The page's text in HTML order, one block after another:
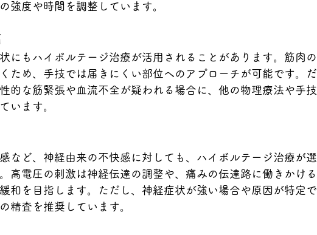
強度や時間を調整しています。
にもハイボルテージ治療が活用されることがあります。筋肉の
ため、手技では届きにくい部位へのアプローチが可能です。だ
的な筋緊張や血流不全が疑われる場合に、他の物理療法や手技
います。
など、神経由来の不快感に対しても、ハイボルテージ治療が選
高電圧の刺激は神経伝達の調整や、痛みの伝達路に働きかける
和を目指します。ただし、神経症状が強い場合や原因が特定で
精査を推奨しています。